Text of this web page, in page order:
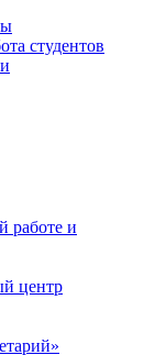
студентов
работе и
центр